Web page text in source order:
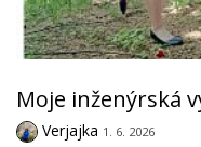
Moje inženýrská
Verjajka 1. 6. 2026